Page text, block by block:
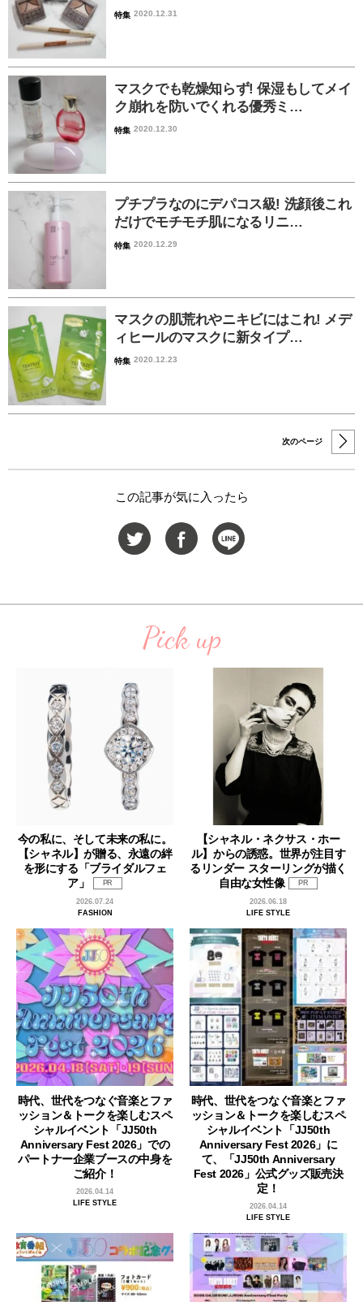
特集 2020.12.31
マスクでも乾燥知らず! 保湿もしてメイ
ク崩れを防いでくれる優秀ミ…
特集 2020.12.30
プチプラなのにデパコス級! 洗顔後これ
だけでモチモチ肌になるリニ…
特集 2020.12.29
マスクの肌荒れやニキビにはこれ! メデ
ィヒールのマスクに新タイプ…
特集 2020.12.23
次のページ
この記事が気に入ったら
Pick up
今の私に、そして未来の私に。
【シャネル】が贈る、永遠の絆
を形にする「ブライダルフェ
ア」
PR
2026.07.24
FASHION
【シャネル・ネクサス・ホー
ル】からの誘惑。世界が注目す
るリンダー スターリングが描く
自由な女性像
PR
2026.06.18
LIFE STYLE
時代、世代をつなぐ音楽とファ
ッション＆トークを楽しむスペ
シャルイベント「JJ50th
Anniversary Fest 2026」での
パートナー企業ブースの中身を
ご紹介！
2026.04.14
LIFE STYLE
時代、世代をつなぐ音楽とファ
ッション＆トークを楽しむスペ
シャルイベント「JJ50th
Anniversary Fest 2026」に
て、「JJ50th Anniversary
Fest 2026」公式グッズ販売決
定！
2026.04.14
LIFE STYLE